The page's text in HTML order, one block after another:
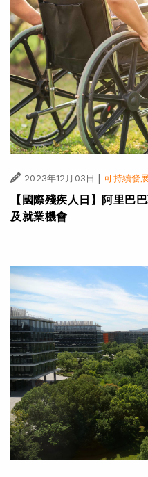
2023年12月03日 | 可持續發展
【國際殘疾人日】阿里巴
及就業機會